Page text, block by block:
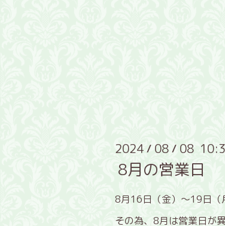
2024 / 08 / 08
8月の営業日
8月16日（金）～19日（
その為、8月は営業日が